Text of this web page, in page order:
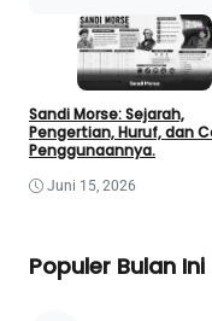
Sandi Morse: Sejarah,
Pengertian, Huruf, dan
Penggunaannya.
Juni 15, 2026
Populer Bulan Ini